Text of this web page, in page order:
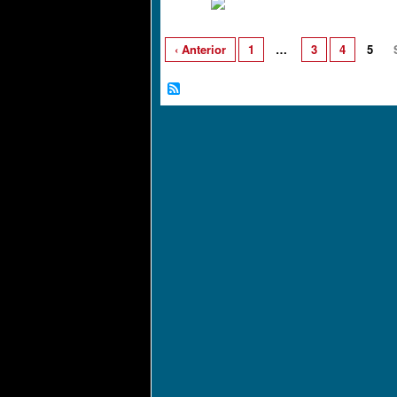
‹ Anterior 1 … 3 4 5